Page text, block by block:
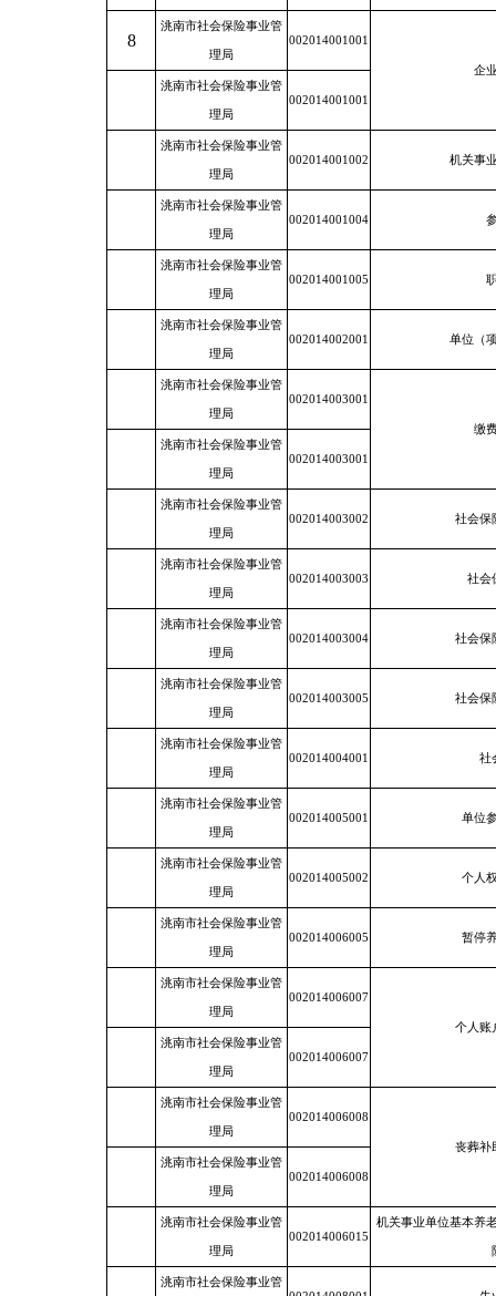
8
洮南市社会保险事业管
理局
002014001001
企
洮南市社会保险事业管
理局
002014001001
洮南市社会保险事业管
理局
002014001002 机关事
洮南市社会保险事业管
理局
002014001004
洮南市社会保险事业管
理局
002014001005
洮南市社会保险事业管
理局
002014002001 单位（
洮南市社会保险事业管
理局
002014003001
缴
洮南市社会保险事业管
理局
002014003001
洮南市社会保险事业管
理局
002014003002 社会保
洮南市社会保险事业管
理局
002014003003 社会
洮南市社会保险事业管
理局
002014003004 社会保
洮南市社会保险事业管
理局
002014003005 社会保
洮南市社会保险事业管
理局
002014004001 社
洮南市社会保险事业管
理局
002014005001 单位
洮南市社会保险事业管
理局
002014005002 个人
洮南市社会保险事业管
理局
002014006005 暂停
洮南市社会保险事业管
理局
002014006007
个人账
洮南市社会保险事业管
理局
002014006007
洮南市社会保险事业管
理局
002014006008
丧葬补
洮南市社会保险事业管
理局
002014006008
洮南市社会保险事业管
理局
002014006015
机关事业单位基本养
洮南市社会保险事业管